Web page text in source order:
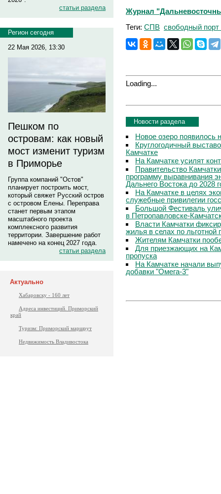
статьи раздела
Регион сегодня
22 Мая 2026, 13:30
Пешком по
островам: как новый
мост изменит туризм
в Приморье
Группа компаний "Остов"
планирует построить мост,
который свяжет Русский остров
с островом Елены. Переправа
станет первым этапом
масштабного проекта
комплексного развития
территории. Завершение работ
намечено на конец 2027 года.
статьи раздела
Актуально
Хабаровску - 160 лет
Адреса инвестиций. Приморский
край
Туризм: Приморский маршрут
Недвижимость Владивостока
Журнал
Теги: СПВ свободный порт
Loading...
Новости раздела
Новое озеро появилось
Круглогодичный
Камчатке
На Камчатке усилят
Правительство
программу выравнивания
Дальнего Востока до 2028
На Камчатке в целях
служебные привилегии
Большой Фестиваль
в Петропавловске-
Власти Камчатки
жилья в селах по льготной
Жителям Камчатки
Для приезжающих на
пропуска
На Камчатке начали
добавки "Омега-3"